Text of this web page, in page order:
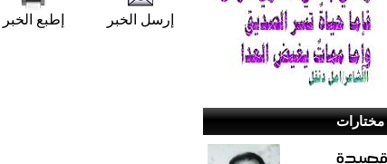
مختارات
قصيدة
إرسل الخبر إطبع الخبر